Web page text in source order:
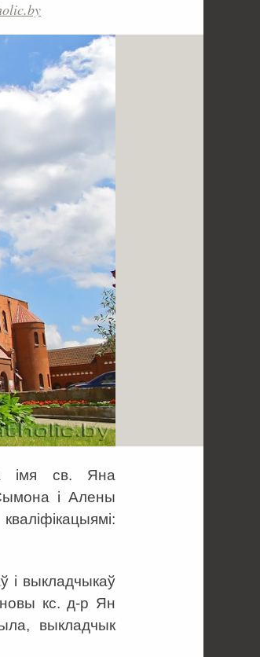
імя св. Яна
і Алены
і выкладчыкаў
кс. д-р Ян
выкладчык